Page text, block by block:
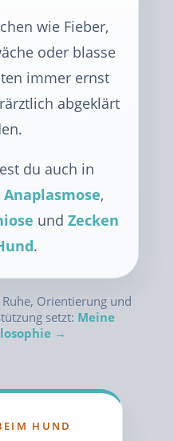
wie Fieber,
oder blasse
immer ernst
abgeklärt
du auch in
Anaplasmose,
und Zecken
.
Orientierung und
setzt: Meine
→
HUND